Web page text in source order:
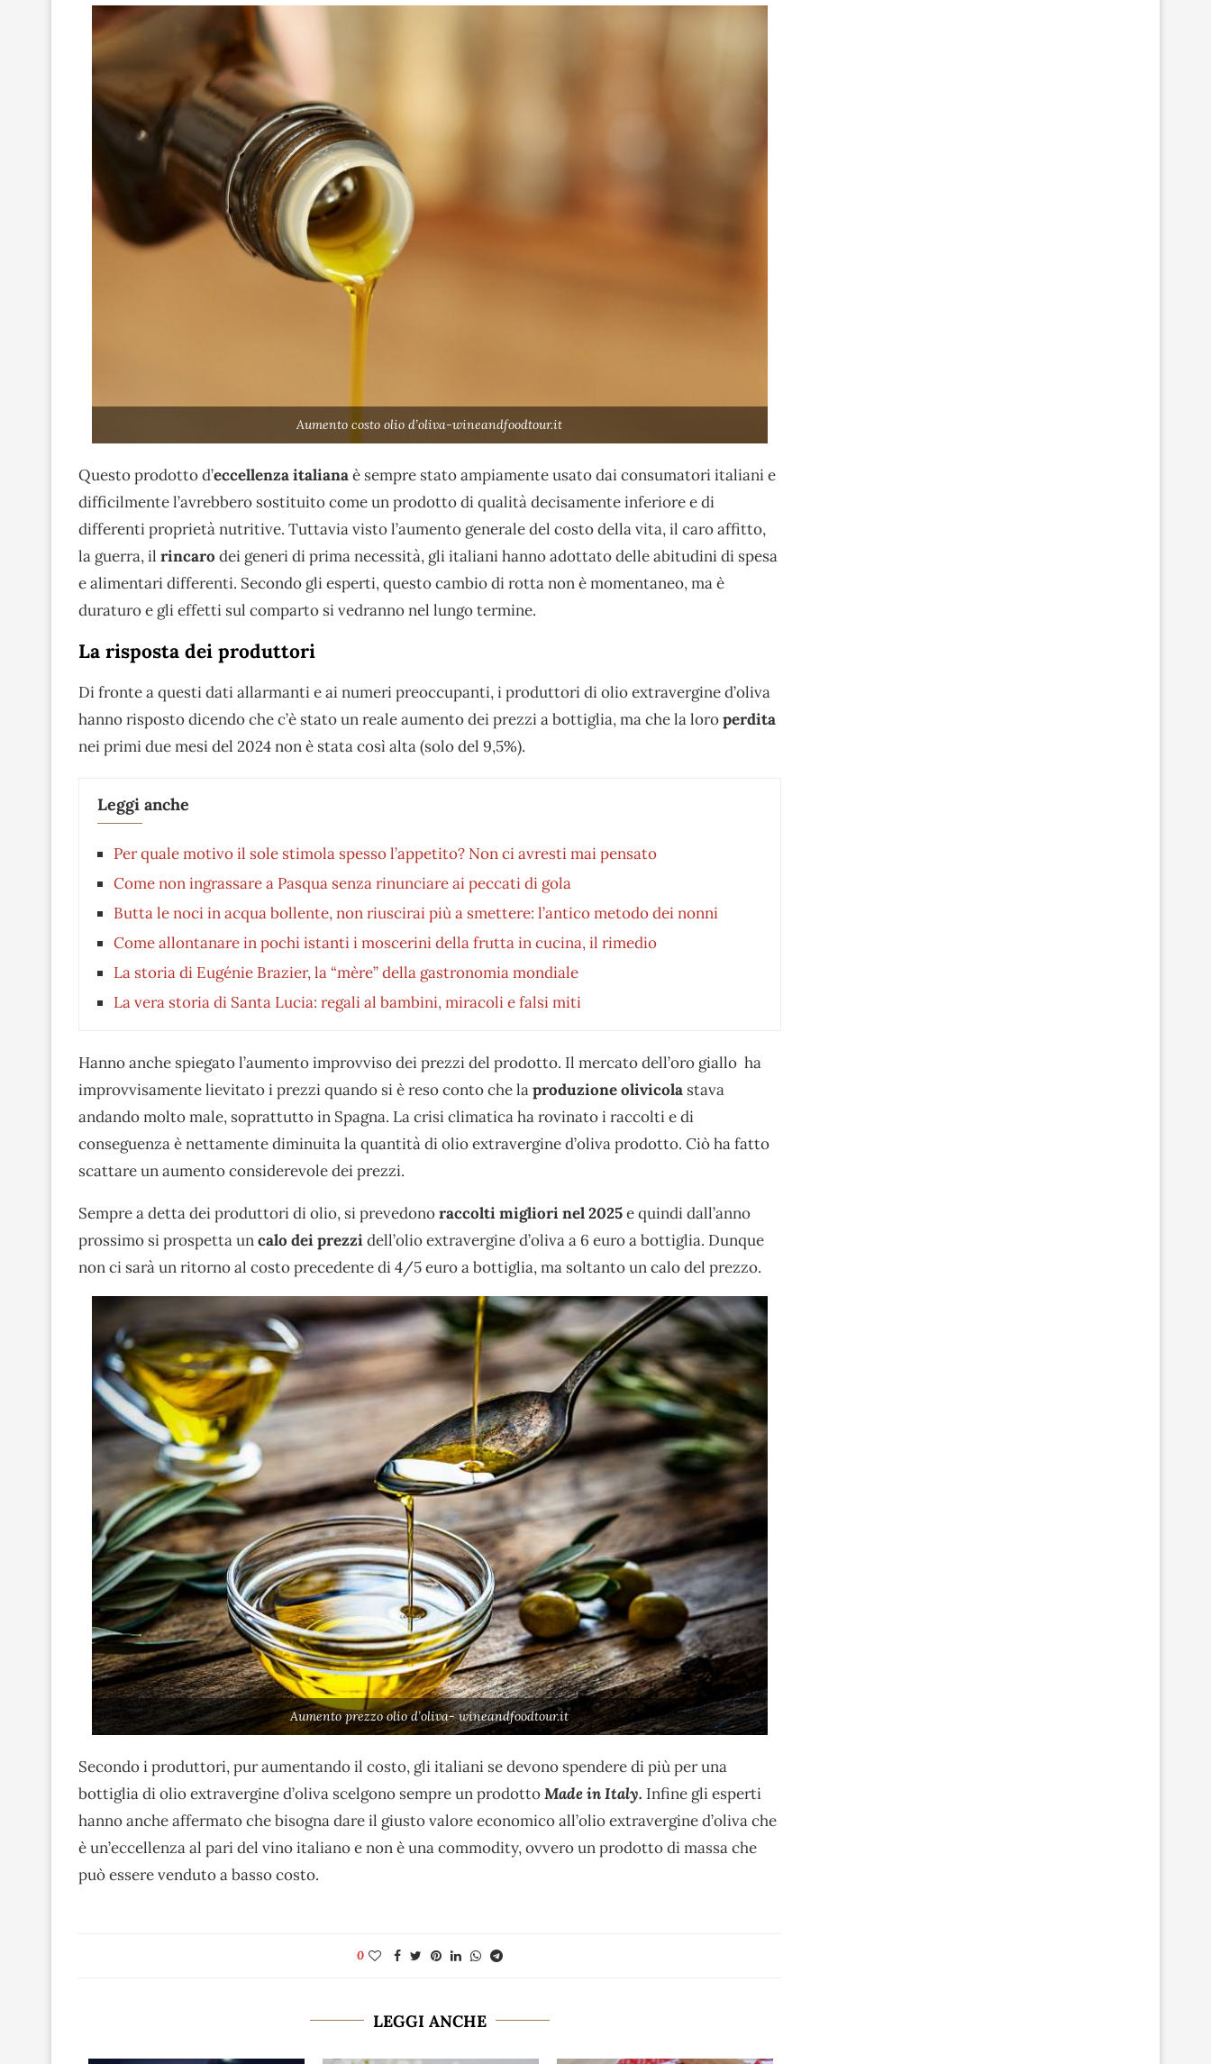
Aumento costo olio d’oliva-wineandfoodtour.it
Questo prodotto d’eccellenza italianaè sempre stato ampiamente usato dai consumatori italiani e
difficilmente l’avrebbero sostituito come un prodotto di qualità decisamente inferiore e di
differenti proprietà nutritive. Tuttavia visto l’aumento generale del costo della vita, il caro affitto,
la guerra, il rincaro dei generi di prima necessità, gli italiani hanno adottato delle abitudini di spesa
e alimentari differenti. Secondo gli esperti, questo cambio di rotta non è momentaneo, ma è
duraturo e gli effetti sul comparto si vedranno nel lungo termine.
La risposta dei produttori
Di fronte a questi dati allarmanti e ai numeri preoccupanti, i produttori di olio extravergine d’oliva
hanno risposto dicendo che c’è stato un reale aumento dei prezzi a bottiglia, ma che la loroperdita
nei primi due mesi del 2024 non è stata così alta (solo del 9,5%).
Leggi anche
Per quale motivo il sole stimola spesso l’appetito? Non ci avresti mai pensato
Come non ingrassare a Pasqua senza rinunciare ai peccati di gola
Butta le noci in acqua bollente, non riuscirai più a smettere: l’antico metodo dei nonni
Come allontanare in pochi istanti i moscerini della frutta in cucina, il rimedio
La storia di Eugénie Brazier, la “mère” della gastronomia mondiale
La vera storia di Santa Lucia: regali al bambini, miracoli e falsi miti
Hanno anche spiegato l’aumento improvviso dei prezzi del prodotto. Il mercato dell’oro giallo ha
improvvisamente lievitato i prezzi quando si è reso conto che laproduzione olivicola stava
andando molto male, soprattutto in Spagna. La crisi climatica ha rovinato i raccolti e di
conseguenza è nettamente diminuita la quantità di olio extravergine d’oliva prodotto. Ciò ha fatto
scattare un aumento considerevole dei prezzi.
Sempre a detta dei produttori di olio, si prevedonoraccolti migliori nel 2025e quindi dall’anno
prossimo si prospetta uncalo dei prezzidell’olio extravergine d’oliva a 6 euro a bottiglia. Dunque
non ci sarà un ritorno al costo precedente di 4/5 euro a bottiglia, ma soltanto un calo del prezzo.
Aumento prezzo olio d’oliva- wineandfoodtour.it
Secondo i produttori, pur aumentando il costo, gli italiani se devono spendere di più per una
bottiglia di olio extravergine d’oliva scelgono sempre un prodottoMade in Italy. Infine gli esperti
hanno anche affermato che bisogna dare il giusto valore economico all’olio extravergine d’oliva che
è un’eccellenza al pari del vino italiano e non è una commodity, ovvero un prodotto di massa che
può essere venduto a basso costo.
0
LEGGI ANCHE